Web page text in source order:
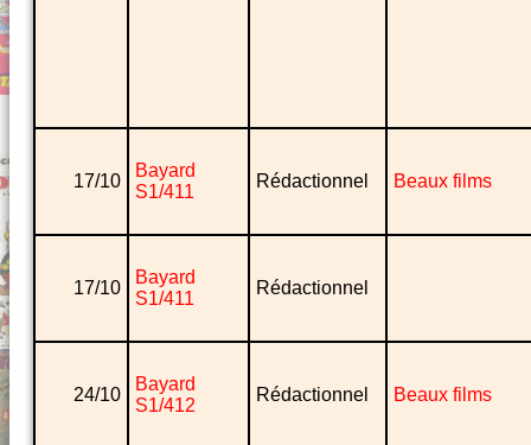
17/10
Bayard
S1/411
Rédactionnel Beaux films
17/10
Bayard
S1/411
Rédactionnel
24/10
Bayard
S1/412
Rédactionnel Beaux films